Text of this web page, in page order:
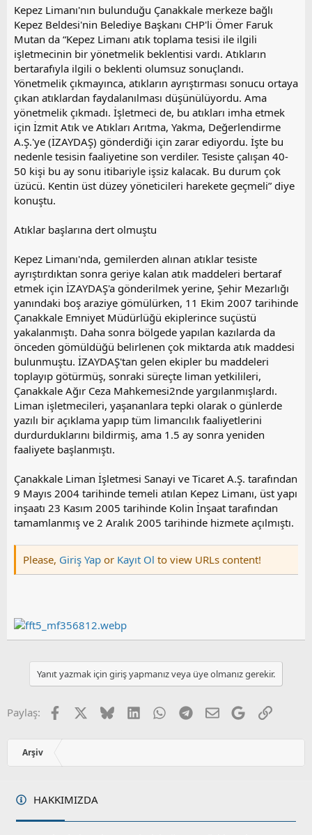
Kepez Limanı'nın bulunduğu Çanakkale merkeze bağlı
Kepez Beldesi'nin Belediye Başkanı CHP'li Ömer Faruk
Mutan da “Kepez Limanı atık toplama tesisi ile ilgili
işletmecinin bir yönetmelik beklentisi vardı. Atıkların
bertarafıyla ilgili o beklenti olumsuz sonuçlandı.
Yönetmelik çıkmayınca, atıkların ayrıştırması sonucu ortaya
çıkan atıklardan faydalanılması düşünülüyordu. Ama
yönetmelik çıkmadı. İşletmeci de, bu atıkları imha etmek
için İzmit Atık ve Atıkları Arıtma, Yakma, Değerlendirme
A.Ş.'ye (İZAYDAŞ) gönderdiği için zarar ediyordu. İşte bu
nedenle tesisin faaliyetine son verdiler. Tesiste çalışan 40-
50 kişi bu ay sonu itibariyle işsiz kalacak. Bu durum çok
üzücü. Kentin üst düzey yöneticileri harekete geçmeli” diye
konuştu.
Atıklar başlarına dert olmuştu
Kepez Limanı'nda, gemilerden alınan atıklar tesiste
ayrıştırdıktan sonra geriye kalan atık maddeleri bertaraf
etmek için İZAYDAŞ'a gönderilmek yerine, Şehir Mezarlığı
yanındaki boş araziye gömülürken, 11 Ekim 2007 tarihinde
Çanakkale Emniyet Müdürlüğü ekiplerince suçüstü
yakalanmıştı. Daha sonra bölgede yapılan kazılarda da
önceden gömüldüğü belirlenen çok miktarda atık maddesi
bulunmuştu. İZAYDAŞ'tan gelen ekipler bu maddeleri
toplayıp götürmüş, sonraki süreçte liman yetkilileri,
Çanakkale Ağır Ceza Mahkemesi2nde yargılanmışlardı.
Liman işletmecileri, yaşananlara tepki olarak o günlerde
yazılı bir açıklama yapıp tüm limancılık faaliyetlerini
durdurduklarını bildirmiş, ama 1.5 ay sonra yeniden
faaliyete başlanmıştı.
Çanakkale Liman İşletmesi Sanayi ve Ticaret A.Ş. tarafından
9 Mayıs 2004 tarihinde temeli atılan Kepez Limanı, üst yapı
inşaatı 23 Kasım 2005 tarihinde Kolin İnşaat tarafından
tamamlanmış ve 2 Aralık 2005 tarihinde hizmete açılmıştı.
Please, Giriş Yap or Kayıt Ol to view URLs content!
Yanıt yazmak için giriş yapmanız veya üye olmanız gerekir.
Paylaş: Facebook BlueskyLinkedInWhatsApp
Telegram
E-postaGoogleLink
Arşiv
HAKKIMIZDA